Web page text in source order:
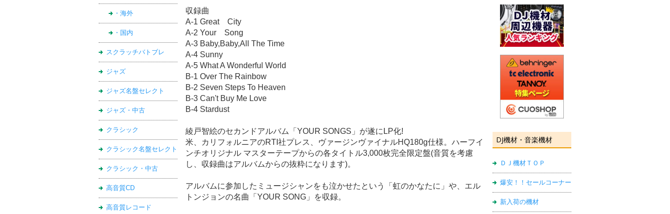
・海外
・国内
スクラッチバトブレ
ジャズ
ジャズ名盤セレクト
ジャズ・中古
クラシック
クラシック名盤セレクト
クラシック・中古
高音質CD
高音質レコード
DJ機材・音楽機材
ＤＪ機材ＴＯＰ
爆安！！セールコーナー
新入荷の機材
収録曲
A-1 Great City
A-2 Your Song
A-3 Baby,Baby,All The Time
A-4 Sunny
A-5 What A Wonderful World
B-1 Over The Rainbow
B-2 Seven Steps To Heaven
B-3 Can't Buy Me Love
B-4 Stardust
綾戸智絵のセカンドアルバム「YOUR SONGS」が遂にLP化!
米、カリフォルニアのRTI社プレス、ヴァージンヴァイナルHQ180g仕様。ハーフイ
ンチオリジナル マスターテープからの各タイトル3,000枚完全限定盤(音質を考慮
し、収録曲はアルバムからの抜粋になります)。
アルバムに参加したミュージシャンをも泣かせたという「虹のかなたに」や、エル
トンジョンの名曲「YOUR SONG」を収録。